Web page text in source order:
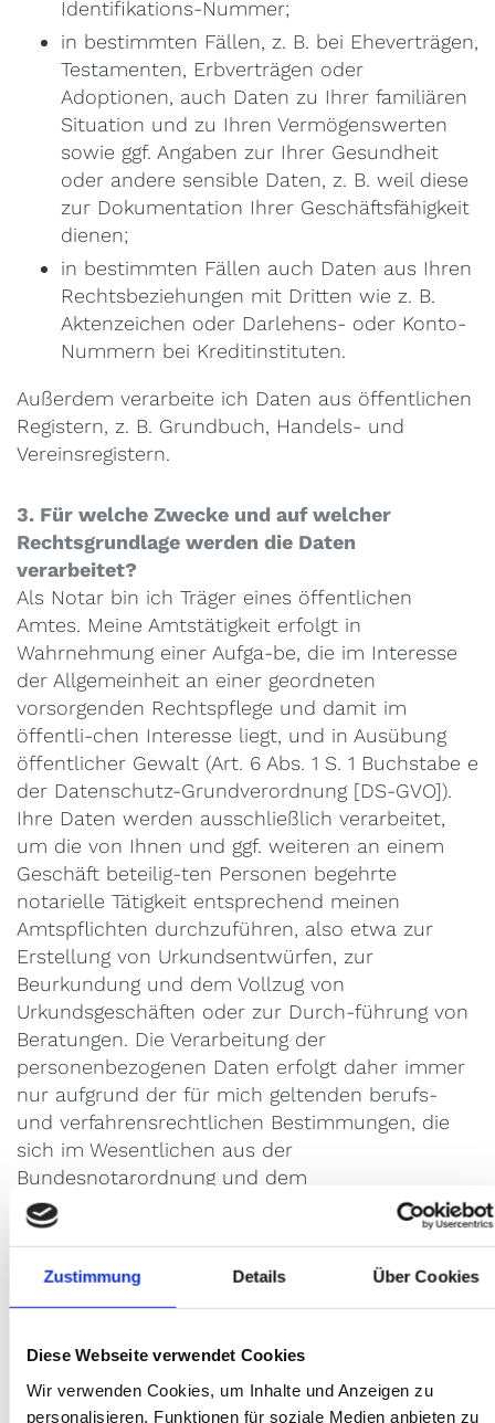
Zustimmung Details Über Cookies
Diese Webseite verwendet Cookies
Wir verwenden Cookies, um Inhalte und Anzeigen zu
personalisieren, Funktionen für soziale Medien anbieten zu
Identifikations-Nummer;
in bestimmten Fällen, z. B. bei Eheverträgen,
Testamenten, Erbverträgen oder
Adoptionen, auch Daten zu Ihrer familiären
Situation und zu Ihren Vermögenswerten
sowie ggf. Angaben zur Ihrer Gesundheit
oder andere sensible Daten, z. B. weil diese
zur Dokumentation Ihrer Geschäftsfähigkeit
dienen;
in bestimmten Fällen auch Daten aus Ihren
Rechtsbeziehungen mit Dritten wie z. B.
Aktenzeichen oder Darlehens- oder Konto-
Nummern bei Kreditinstituten.
Außerdem verarbeite ich Daten aus öffentlichen
Registern, z. B. Grundbuch, Handels- und
Vereinsregistern.
3. Für welche Zwecke und auf welcher
Rechtsgrundlage werden die Daten
verarbeitet?
Als Notar bin ich Träger eines öffentlichen
Amtes. Meine Amtstätigkeit erfolgt in
Wahrnehmung einer Aufga-be, die im Interesse
der Allgemeinheit an einer geordneten
vorsorgenden Rechtspflege und damit im
öffentli-chen Interesse liegt, und in Ausübung
öffentlicher Gewalt (Art. 6 Abs. 1 S. 1 Buchstabe e
der Datenschutz-Grundverordnung [DS-GVO]).
Ihre Daten werden ausschließlich verarbeitet,
um die von Ihnen und ggf. weiteren an einem
Geschäft beteilig-ten Personen begehrte
notarielle Tätigkeit entsprechend meinen
Amtspflichten durchzuführen, also etwa zur
Erstellung von Urkundsentwürfen, zur
Beurkundung und dem Vollzug von
Urkundsgeschäften oder zur Durch-führung von
Beratungen. Die Verarbeitung der
personenbezogenen Daten erfolgt daher immer
nur aufgrund der für mich geltenden berufs-
und verfahrensrechtlichen Bestimmungen, die
sich im Wesentlichen aus der
Bundesnotarordnung und dem
Beurkundungsgesetz ergeben. Aus diesen
Bestimmungen ergibt sich für mich zugleich
Verarbeitung der erforderlichen Daten (Art. 6
Abs. 1 S. 1 Buch-stabe c DS-GVO). Eine
dass ich die (weitere) Durchführung des